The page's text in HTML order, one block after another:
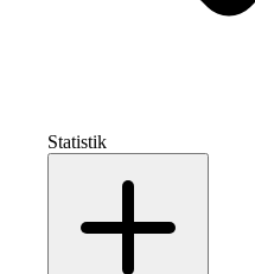
Statistik